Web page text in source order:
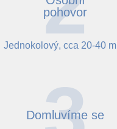
pohovor
Jednokolový, cca 20-40
Domluvíme se